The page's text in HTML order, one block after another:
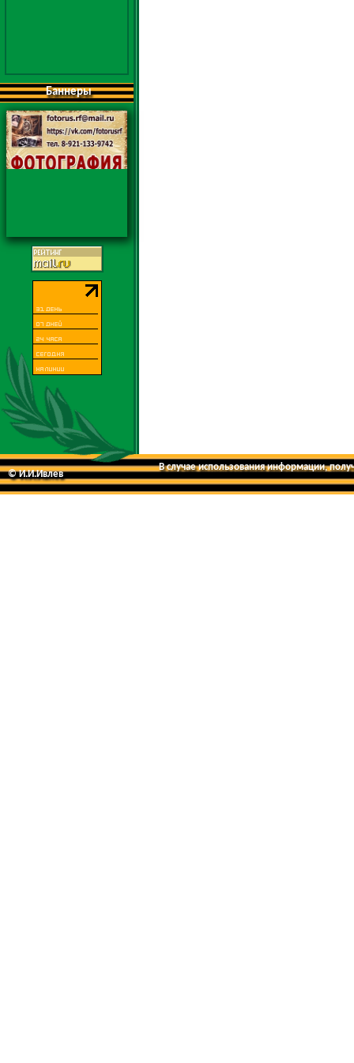
Баннеры
© И.И.Ивлев
В случае использования информации,